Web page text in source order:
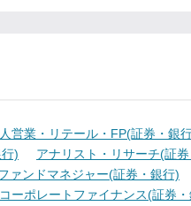
営業・リテール・FP(証券・銀
)
アナリスト・リサーチ(証
ァンドマネジャー(証券・銀行)
コーポレートファイナンス(証券